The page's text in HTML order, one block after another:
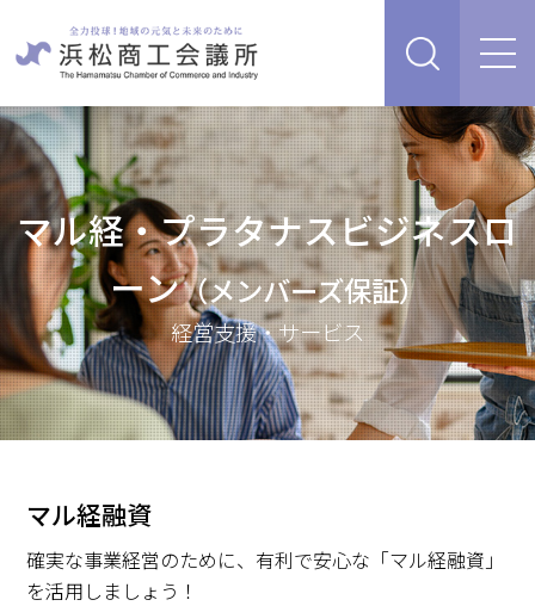
販路を開拓したい、新商品・サービス・技術を開発し
たい
人脈・ネットワークを広げたい
経営について相談したい（経営安定、専門家相談な
ど）
創業、事業承継について相談したい
資金を調達したい
補助金を活用したい
情報収集したい、自社PRをしたい
求職・採用・人材育成をしたい、セミナーで学びたい
原産地証明など証明を取得したい
経営支援・サービス
検定試験
セミナー・イベント情報
浜松商工会議所について
採用情報
マル経・プラタナスビジネスロ
ーン（メンバーズ保証）
経営支援・サービス
マル経融資
確実な事業経営のために、有利で安心な「マル経融資」
を活用しましょう！